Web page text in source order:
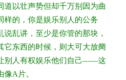
道以壮声势但却千万别因为曲
样的，你是娱乐别人的公务
说乱讲，至少是你管的那块，
它东西的时候，则大可大放阕
别人有权娱乐他们自己——这
像A片。